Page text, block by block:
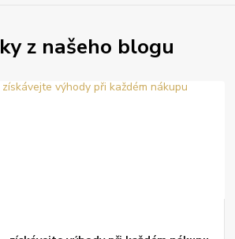
z našeho blogu